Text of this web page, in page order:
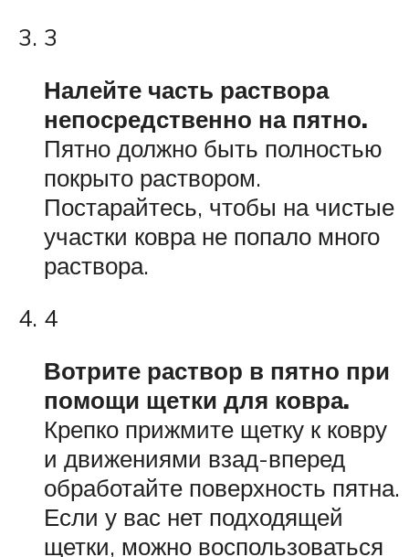
3
Налейте часть раствора
непосредственно на пятно.
Пятно должно быть полностью
покрыто раствором.
Постарайтесь, чтобы на чистые
участки ковра не попало много
раствора.
4
Вотрите раствор в пятно при
помощи щетки для ковра.
Крепко прижмите щетку к ковру
и движениями взад-вперед
обработайте поверхность пятна.
Если у вас нет подходящей
щетки, можно воспользоваться